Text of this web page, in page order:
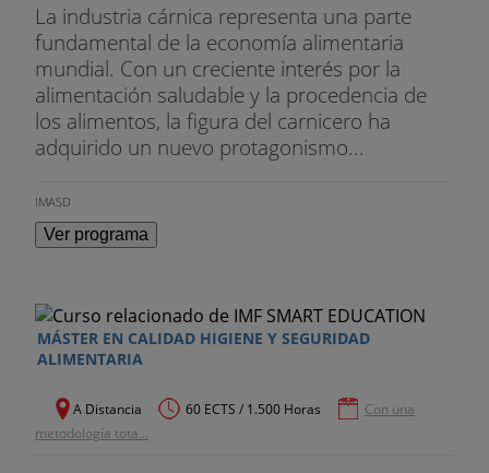
La industria cárnica representa una parte
fundamental de la economía alimentaria
mundial. Con un creciente interés por la
alimentación saludable y la procedencia de
los alimentos, la figura del carnicero ha
adquirido un nuevo protagonismo...
IMASD
Ver programa
MÁSTER EN CALIDAD HIGIENE Y SEGURIDAD
ALIMENTARIA
A Distancia 60 ECTS / 1.500 Horas
Con una
metodología tota...